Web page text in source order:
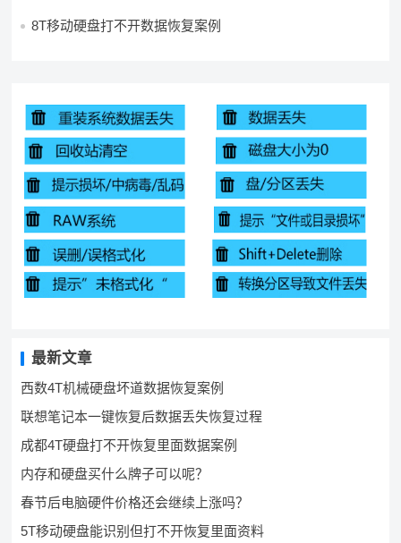
8T移动硬盘打不开数据恢复案例
最新文章
西数4T机械硬盘坏道数据恢复案例
联想笔记本一键恢复后数据丢失恢复过程
成都4T硬盘打不开恢复里面数据案例
内存和硬盘买什么牌子可以呢？
春节后电脑硬件价格还会继续上涨吗？
5T移动硬盘能识别但打不开恢复里面资料